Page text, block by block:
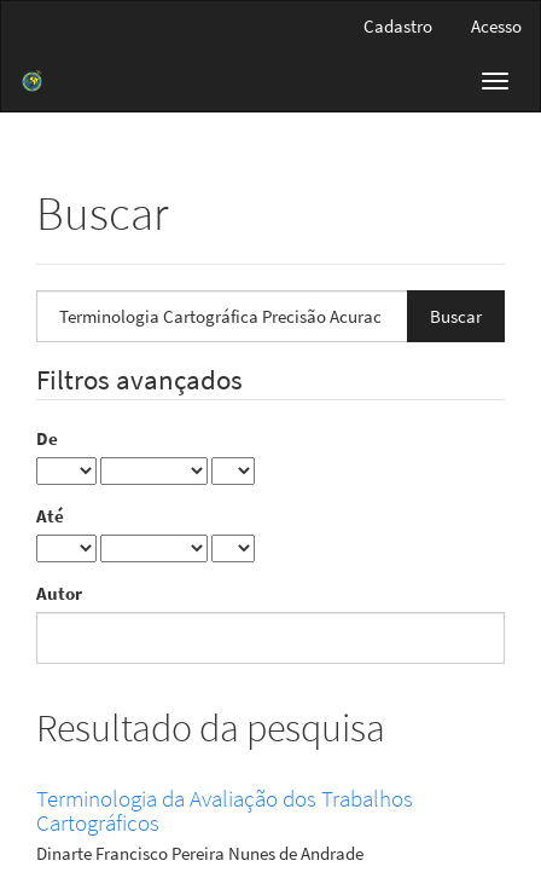
Barra
Cadastro Acesso
Buscar
termo
Filtros avançados
De
Até
Autor
Resultado da pesquisa
Terminologia da Avaliação dos Trabalhos
Cartográficos
Dinarte Francisco Pereira Nunes de Andrade